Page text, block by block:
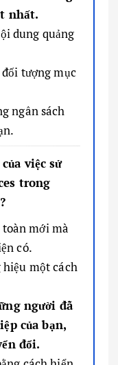
nhất.
dung quảng
đối tượng mục
ngân sách
việc sử
trong
mới mà
có.
hiệu một cách
người đã
của bạn,
đổi.